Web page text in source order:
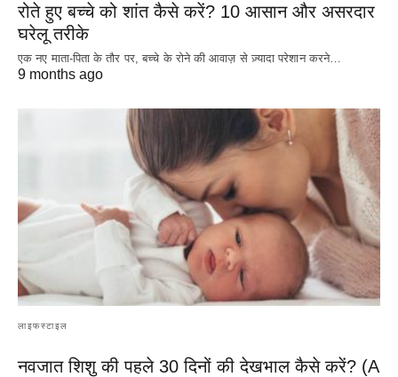
रोते हुए बच्चे को शांत कैसे करें? 10 आसान और असरदार
घरेलू तरीके
एक नए माता-पिता के तौर पर, बच्चे के रोने की आवाज़ से ज़्यादा परेशान करने…
9 months ago
लाइफस्टाइल
नवजात शिशु की पहले 30 दिनों की देखभाल कैसे करें? (A